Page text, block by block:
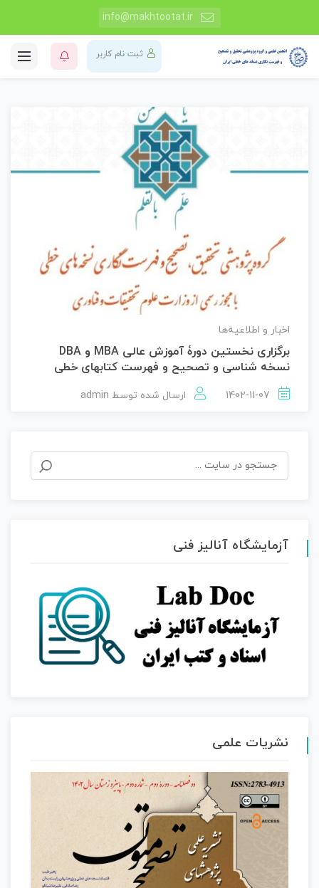
info@makhtootat.ir
ثبت نام کاربر
اخبار و اطلاعیه‌ها
برگزاری نخستین دورۀ آموزش عالی MBA و DBA
نسخه شناسی و تصحیح و فهرست کتابهای خطی
ارسال شده توسط admin
جستجو
برای:
آزمایشگاه آنالیز فنی
نشریات علمی